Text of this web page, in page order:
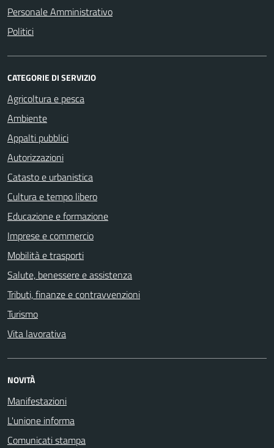
Personale Amministrativo
Politici
CATEGORIE DI SERVIZIO
Agricoltura e pesca
Ambiente
Appalti pubblici
Autorizzazioni
Catasto e urbanistica
Cultura e tempo libero
Educazione e formazione
Imprese e commercio
Mobilità e trasporti
Salute, benessere e assistenza
Tributi, finanze e contravvenzioni
Turismo
Vita lavorativa
NOVITÀ
Manifestazioni
L'unione informa
Comunicati stampa